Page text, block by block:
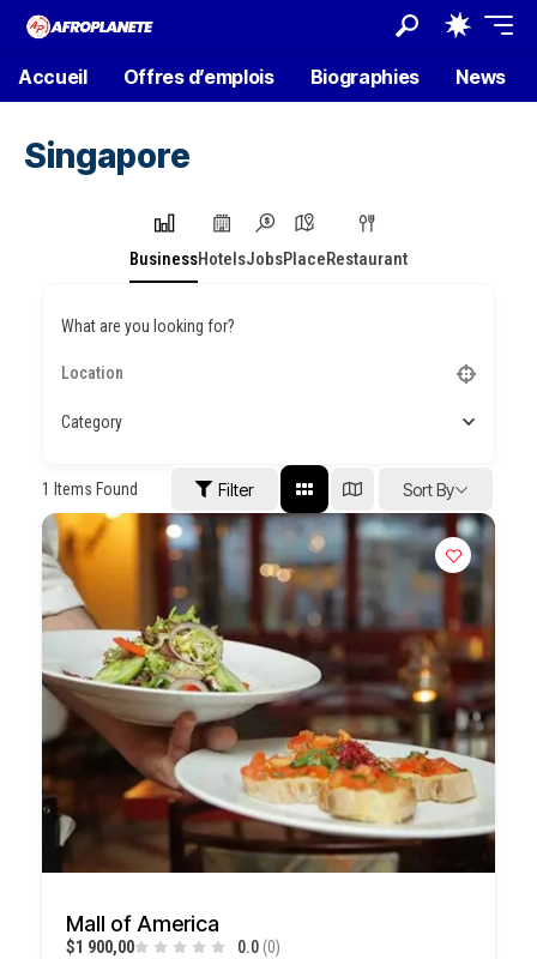
Accueil Offres d’emplois Biographies News
Singapore
BusinessHotelsJobsPlaceRestaurant
What are you looking for?
Category
1 Items Found Filter Sort By
Mall of America
$1 900,00 0.0 (0)